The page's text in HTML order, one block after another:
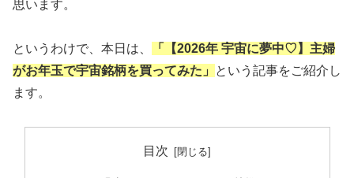
思います。
というわけで、本日は、
「【2026年 宇宙に夢中♡】主婦
がお年玉で宇宙銘柄を買ってみた」
という記事をご紹介し
ます。
目次